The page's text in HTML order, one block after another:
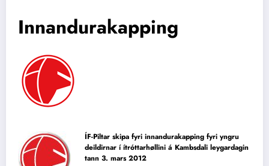
Innandurakapping
ÍF-Piltar skipa fyri innandurakapping fyri yngru
deildirnar í ítróttarhøllini á Kambsdali leygardagin
tann 3. mars 2012